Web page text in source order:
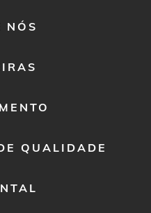
NÓS
QUALIDADE